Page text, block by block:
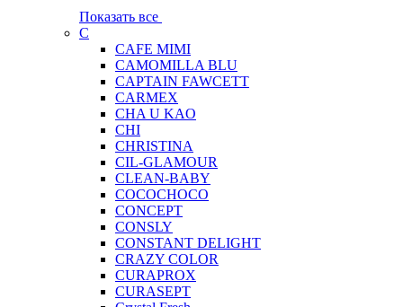
Показать все
C
CAFE MIMI
CAMOMILLA BLU
CAPTAIN FAWCETT
CARMEX
CHA U KAO
CHI
CHRISTINA
CIL-GLAMOUR
CLEAN-BABY
COCOCHOCO
CONCEPT
CONSLY
CONSTANT DELIGHT
CRAZY COLOR
CURAPROX
CURASEPT